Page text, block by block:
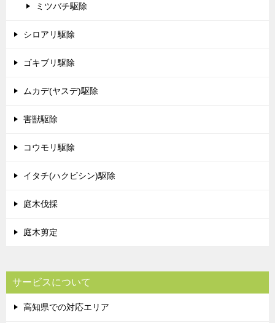
ミツバチ駆除
シロアリ駆除
ゴキブリ駆除
ムカデ(ヤスデ)駆除
害獣駆除
コウモリ駆除
イタチ(ハクビシン)駆除
庭木伐採
庭木剪定
サービスについて
高知県での対応エリア